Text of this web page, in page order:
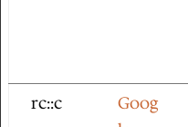
rc::c
Goog